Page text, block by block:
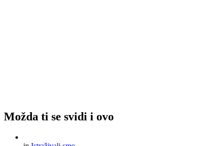
Možda ti se svidi i ovo